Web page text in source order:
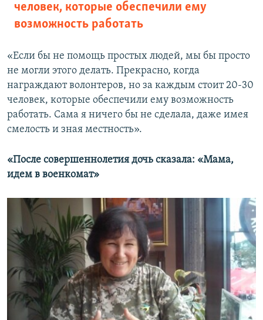
человек, которые обеспечили ему
возможность работать
«Если бы не помощь простых людей, мы бы просто
не могли этого делать. Прекрасно, когда
награждают волонтеров, но за каждым стоит 20-30
человек, которые обеспечили ему возможность
работать. Сама я ничего бы не сделала, даже имея
смелость и зная местность».
«После совершеннолетия дочь сказала: «Мама,
идем в военкомат»